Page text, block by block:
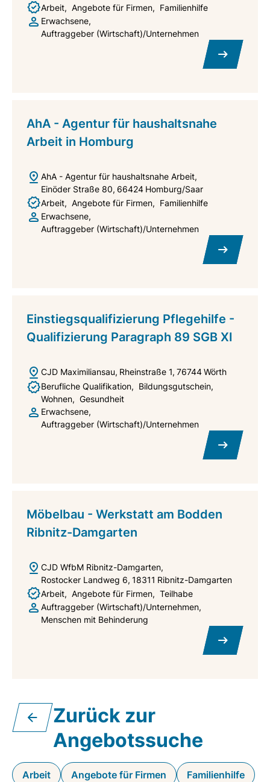
Arbeit
Angebote für Firmen
Familienhilfe
Erwachsene
Auftraggeber (Wirtschaft)/Unternehmen
AhA - Agentur für haushaltsnahe
Arbeit in Homburg
AhA - Agentur für haushaltsnahe Arbeit
Einöder Straße 80 66424 Homburg/Saar
Arbeit
Angebote für Firmen
Familienhilfe
Erwachsene
Auftraggeber (Wirtschaft)/Unternehmen
Einstiegsqualifizierung Pflegehilfe -
Qualifizierung Paragraph 89 SGB XI
CJD Maximiliansau Rheinstraße 1 76744Wörth
Berufliche Qualifikation
Bildungsgutschein
Wohnen
Gesundheit
Erwachsene
Auftraggeber (Wirtschaft)/Unternehmen
Möbelbau - Werkstatt am Bodden
Ribnitz-Damgarten
CJD WfbM Ribnitz-Damgarten
Rostocker Landweg 6 18311 Ribnitz-Damgarten
Arbeit
Angebote für Firmen
Teilhabe
Auftraggeber (Wirtschaft)/Unternehmen
Menschen mit Behinderung
Zurück zur
Angebotssuche
Arbeit Angebote für Firmen Familienhilfe